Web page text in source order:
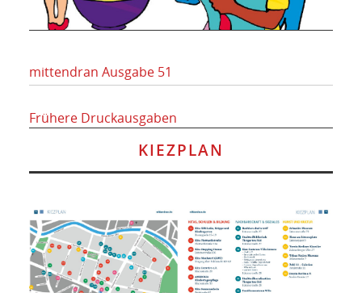
mittendran Ausgabe 51
Frühere Druckausgaben
KIEZPLAN